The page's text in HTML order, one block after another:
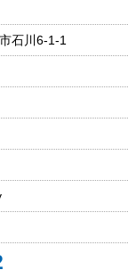
石川6-1-1